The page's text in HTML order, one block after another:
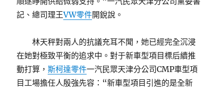
記、總司理王VW零件開銳說。
林天秤對兩人的抗議充耳不聞，她已經完全沉浸
在她對極致平衡的追求中。對于新車型項目標后續推
動打算，斯柯達零件一汽民眾天津分公司CMP車型項
目工場擔任人殷強先容：“新車型項目引進的是全新